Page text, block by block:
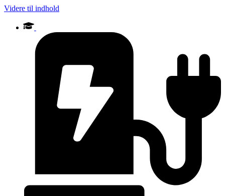
Videre til indhold